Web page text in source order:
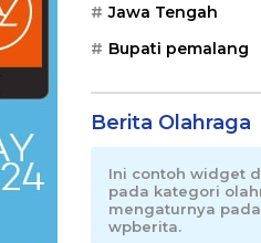
Jawa Tengah
Bupati pemalang
Berita Olahraga
Ini contoh widget
pada kategori
mengaturnya
wpberita.